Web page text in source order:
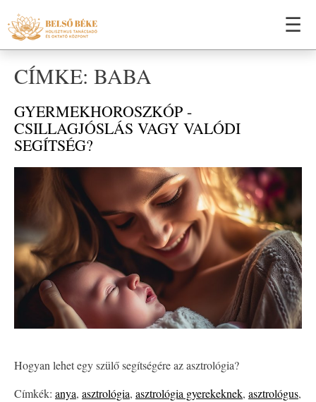
☰
CÍMKE: BABA
GYERMEKHOROSZKÓP -
CSILLAGJÓSLÁS VAGY VALÓDI
SEGÍTSÉG?
Hogyan lehet egy szülő segítségére az asztrológia?
Címkék: anya, asztrológia, asztrológia gyerekeknek, asztrológus,